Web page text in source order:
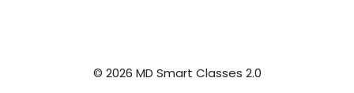
© 2026 MD Smart Classes 2.0